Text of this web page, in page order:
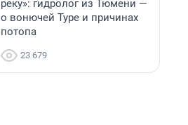
реку»: гидролог из Тюмени —
о вонючей Туре и причинах
потопа
23 679